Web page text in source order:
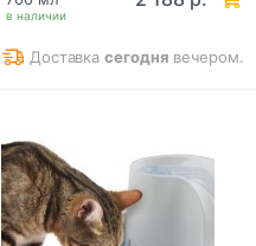
в наличии
Доставкасегодня вечером.